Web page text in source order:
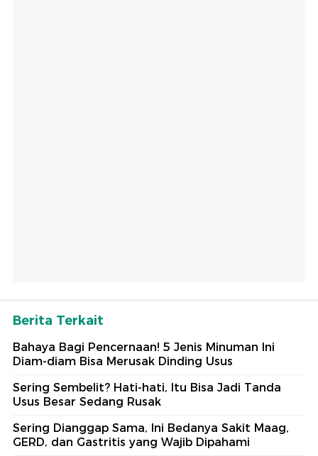
Berita Terkait
Bahaya Bagi Pencernaan! 5 Jenis Minuman Ini
Diam-diam Bisa Merusak Dinding Usus
Sering Sembelit? Hati-hati, Itu Bisa Jadi Tanda
Usus Besar Sedang Rusak
Sering Dianggap Sama, Ini Bedanya Sakit Maag,
GERD, dan Gastritis yang Wajib Dipahami